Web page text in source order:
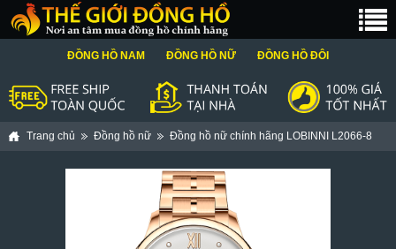
ĐỒNG HỒ NAM ĐỒNG HỒ NỮ ĐỒNG HỒ ĐÔI
Trang chủ Đồng hồ nữ Đồng hồ nữ chính hãng LOBINNI L2066-8